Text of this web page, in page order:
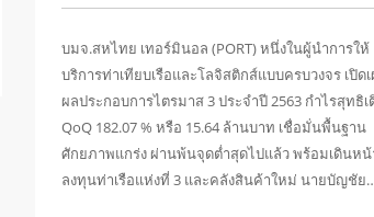
บมจ.สหไทย เทอร์มินอล (PORT) หนึ่งในผู้นำการให้
บริการท่าเทียบเรือและโลจิสติกส์แบบครบวงจร เปิด
ผลประกอบการไตรมาส 3 ประจำปี 2563 กำไรสุทธิเ
QoQ 182.07 % หรือ 15.64 ล้านบาท เชื่อมั่นพื้นฐาน
ศักยภาพแกร่ง ผ่านพ้นจุดต่ำสุดไปแล้ว พร้อมเดินหน้
ลงทุนท่าเรือแห่งที่ 3 และคลังสินค้าใหม่ นายบัญชัย